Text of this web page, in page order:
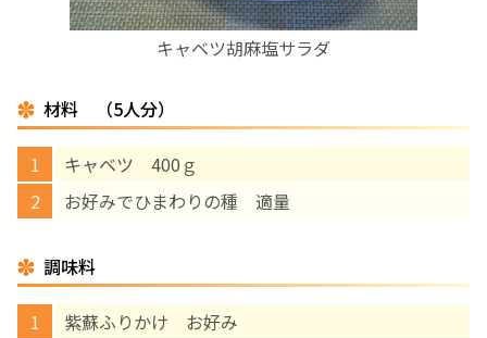
キャベツ胡麻塩サラダ
材料 （5人分）
キャベツ 400ｇ
お好みでひまわりの種 適量
調味料
紫蘇ふりかけ お好み
母乳育児
その他の診療内容
‘さんルーム’ でさまざまな講座・クラス
遠方にお住まいで当院での出産を希望される方へ
医師プロフィール